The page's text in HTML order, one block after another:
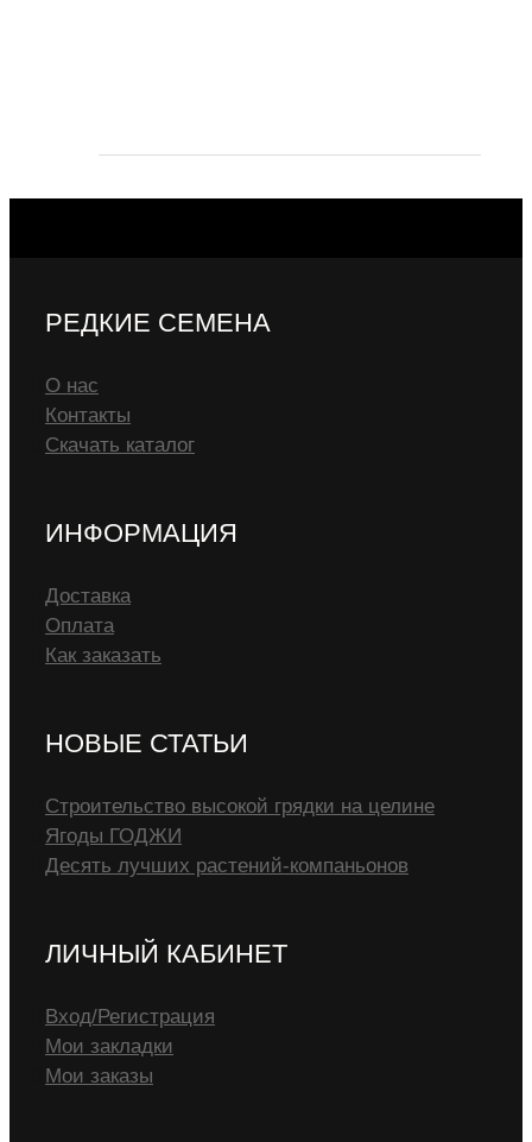
РЕДКИЕ СЕМЕНА
О нас
Контакты
Скачать каталог
ИНФОРМАЦИЯ
Доставка
Оплата
Как заказать
НОВЫЕ СТАТЬИ
Строительство высокой грядки на целине
Ягоды ГОДЖИ
Десять лучших растений-компаньонов
ЛИЧНЫЙ КАБИНЕТ
Вход/Регистрация
Мои закладки
Мои заказы